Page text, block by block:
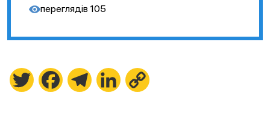
переглядів 105
Twitter FacebookTelegramLinkedIn